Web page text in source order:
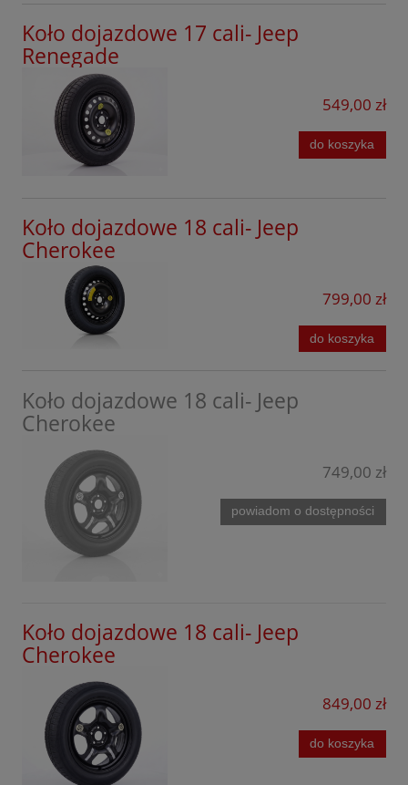
Koło dojazdowe 17 cali- Jeep
Renegade
549,00 zł
do koszyka
Koło dojazdowe 18 cali- Jeep
Cherokee
799,00 zł
do koszyka
Koło dojazdowe 18 cali- Jeep
Cherokee
749,00 zł
powiadom o dostępności
Koło dojazdowe 18 cali- Jeep
Cherokee
849,00 zł
do koszyka